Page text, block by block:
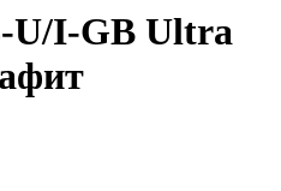
U/I-GB Ultra